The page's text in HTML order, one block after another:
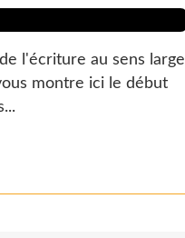
l'écriture au sens large
montre ici le début